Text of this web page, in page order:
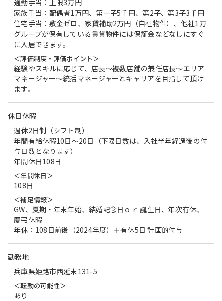
通勤手当：上限3万円
家族手当：配偶者1万円、第一子5千円、第2子、第3子3千円
住宅手当：敷金ゼロ、家賃補助2万円（自社物件）、他社1万
グループが保有している賃貸物件には保証金などなしにすぐ
に入居できます。
＜評価制度・評価ポイント＞
経験やスキルに応じて、店長～複数店舗の兼任店長～エリア
マネージャー～統括マネージャーとキャリアを目指して頂け
ます。
休日休暇
週休2日制（シフト制）
年間有給休暇10日～20日（下限日数は、入社半年経過後の付
与日数となります）
年間休日108日
＜年間休日＞
108日
＜補足情報＞
GW、夏期・年末年始、結婚記念日ｏｒ 誕生日、年次有休、
慶弔休暇
年休：108日前後（2024年度）＋有休5日 計画的付与
勤務地
兵庫県姫路市西延末131-5
＜転勤の可能性＞
あり